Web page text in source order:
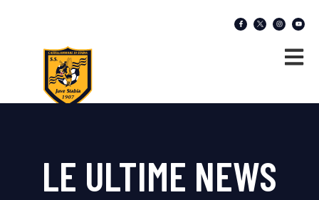
LE ULTIME NEWS